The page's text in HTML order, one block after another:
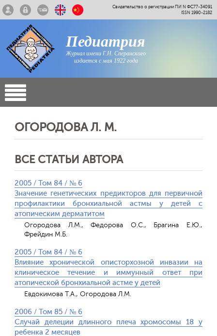
Свидетельство о регистрации ПИ N ФС77-34091
ISSN 1990-2182
Педиатрия
Журнал имени Г.Н. Сперанского
издается с мая 1922 года
ОГОРОДОВА Л. М.
ВСЕ СТАТЬИ АВТОРА
2005 / Том 84 / № 6
Значение генетических предикторов для первичной
профилактики бронхиальной астмы у детей с
атопическим дерматитом
Огородова Л.М., Федорова О.С., Брагина Е.Ю.,
Фрейдин М.Б.
2005 / Том 84 / № 6
Влияние хронической описторхозной инвазии на
клиническое течение и иммунный ответ при
атопической бронхиальной астме у детей
Евдокимова Т.А., Огородова Л.М.
2006 / Том 85 / № 6
Случай делеции длинного плеча хромосомы 18 у
ребенка 2 месяцев